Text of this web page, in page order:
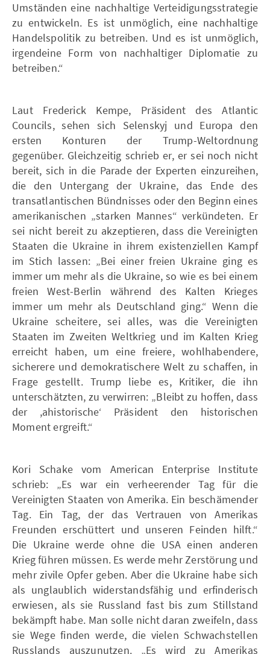
Umständen eine nachhaltige Verteidigungsstrategie
zu entwickeln. Es ist unmöglich, eine nachhaltige
Handelspolitik zu betreiben. Und es ist unmöglich,
irgendeine Form von nachhaltiger Diplomatie zu
betreiben.“
Laut Frederick Kempe, Präsident des Atlantic
Councils, sehen sich Selenskyj und Europa den
ersten Konturen der Trump-Weltordnung
gegenüber. Gleichzeitig schrieb er, er sei noch nicht
bereit, sich in die Parade der Experten einzureihen,
die den Untergang der Ukraine, das Ende des
transatlantischen Bündnisses oder den Beginn eines
amerikanischen „starken Mannes“ verkündeten. Er
sei nicht bereit zu akzeptieren, dass die Vereinigten
Staaten die Ukraine in ihrem existenziellen Kampf
im Stich lassen: „Bei einer freien Ukraine ging es
immer um mehr als die Ukraine, so wie es bei einem
freien West-Berlin während des Kalten Krieges
immer um mehr als Deutschland ging.“ Wenn die
Ukraine scheitere, sei alles, was die Vereinigten
Staaten im Zweiten Weltkrieg und im Kalten Krieg
erreicht haben, um eine freiere, wohlhabendere,
sicherere und demokratischere Welt zu schaffen, in
Frage gestellt. Trump liebe es, Kritiker, die ihn
unterschätzten, zu verwirren: „Bleibt zu hoffen, dass
der ,ahistorische‘ Präsident den historischen
Moment ergreift.“
Kori Schake vom American Enterprise Institute
schrieb: „Es war ein verheerender Tag für die
Vereinigten Staaten von Amerika. Ein beschämender
Tag. Ein Tag, der das Vertrauen von Amerikas
Freunden erschüttert und unseren Feinden hilft.“
Die Ukraine werde ohne die USA einen anderen
Krieg führen müssen. Es werde mehr Zerstörung und
mehr zivile Opfer geben. Aber die Ukraine habe sich
als unglaublich widerstandsfähig und erfinderisch
erwiesen, als sie Russland fast bis zum Stillstand
bekämpft habe. Man solle nicht daran zweifeln, dass
sie Wege finden werde, die vielen Schwachstellen
Russlands auszunutzen. „Es wird zu Amerikas